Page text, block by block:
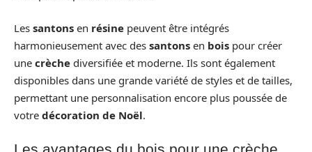
Les santons en résine peuvent être intégrés
harmonieusement avec des santons en bois pour créer
une crèche diversifiée et moderne. Ils sont également
disponibles dans une grande variété de styles et de tailles,
permettant une personnalisation encore plus poussée de
votre décoration de Noël.